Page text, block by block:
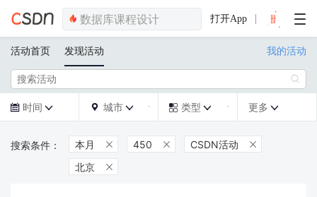
打开App
活动首页 发现活动 我的活动

 时间   城市   类型  更多 
本月  450  CSDN活动 
北京 